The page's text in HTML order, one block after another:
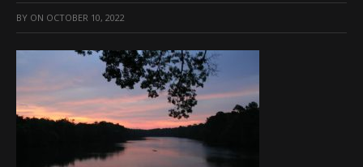
BY ON OCTOBER 10, 2022